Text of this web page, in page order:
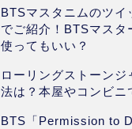
BTSマスタニムのツイ
でご紹介！BTSマスタ
使ってもいい？
ローリングストーン
法は？本屋やコンビニ
BTS「Permission to